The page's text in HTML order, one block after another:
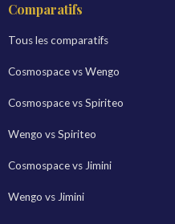
Comparatifs
Tous les comparatifs
Cosmospace vs Wengo
Cosmospace vs Spiriteo
Wengo vs Spiriteo
Cosmospace vs Jimini
Wengo vs Jimini